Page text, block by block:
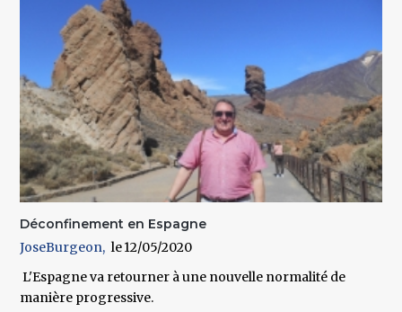
Déconfinement en Espagne
JoseBurgeon
12/05/2020
L'Espagne va retourner à une nouvelle normalité de
manière progressive.